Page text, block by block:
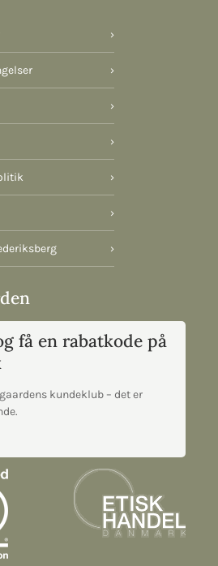
›
›
›
›
›
›
›
få en rabatkode på
kundeklub – det er